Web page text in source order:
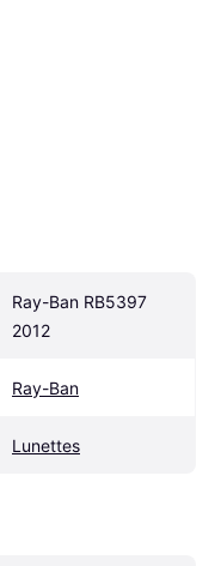
Ray-Ban RB5397
2012
Ray-Ban
Lunettes